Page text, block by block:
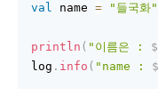
val name = "들국화"
println ( "이름은 :
log . info ( "name : $